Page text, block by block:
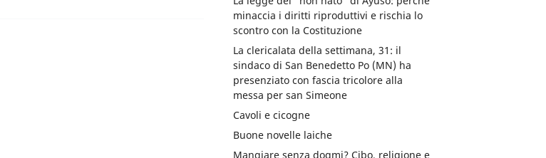
minaccia i diritti riproduttivi e rischia lo
scontro con la Costituzione
La clericalata della settimana, 31: il
sindaco di San Benedetto Po (MN) ha
presenziato con fascia tricolore alla
messa per san Simeone
Cavoli e cicogne
Buone novelle laiche
Mangiare senza dogmi? Cibo, religione e